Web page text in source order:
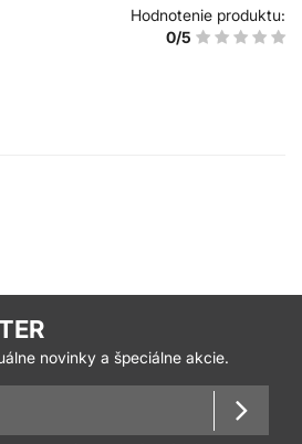
Hodnotenie produktu:
0/5
novinky a špeciálne akcie.